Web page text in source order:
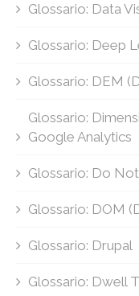
Glossario: Data
Glossario: Deep
Glossario: DEM
Glossario:
Google Analytics
Glossario: Do
Glossario: DOM
Glossario: Drupal
Glossario: Dwell